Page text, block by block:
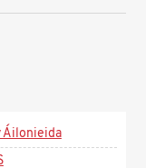
Áilonieida